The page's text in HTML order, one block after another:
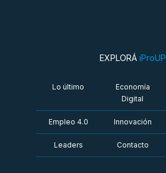
EXPLORÁ iProUP
Lo último
Economía
Digital
Empleo 4.0 Innovación
Leaders Contacto